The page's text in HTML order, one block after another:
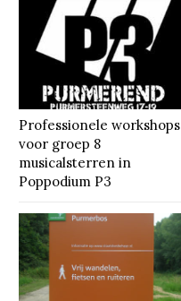
Professionele workshops
voor groep 8
musicalsterren in
Poppodium P3